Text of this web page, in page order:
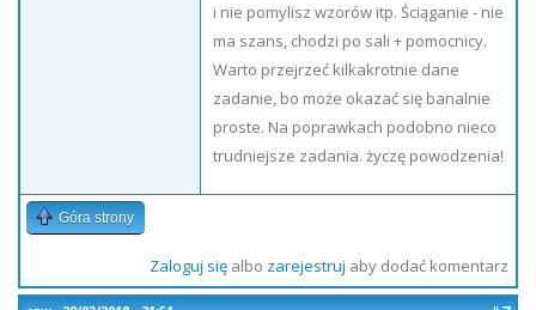
i nie pomylisz wzorów itp. Ściąganie - nie
ma szans, chodzi po sali + pomocnicy.
Warto przejrzeć kilkakrotnie dane
zadanie, bo może okazać się banalnie
proste. Na poprawkach podobno nieco
trudniejsze zadania. życzę powodzenia!
Góra strony
Zaloguj sięalbo zarejestruj aby dodać komentarz